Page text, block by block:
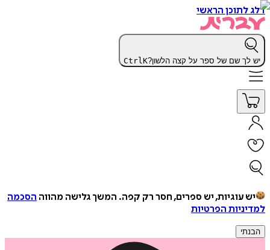
דלג לתוכן הראשי
יש לך שם של ספר על קצה הלשון? CtrlK
יש עוגיות, יש ספרים, חסר רק קפה. המשך גלישה מהווה הסכמה
למדיניות הפרטיות
הבנתי